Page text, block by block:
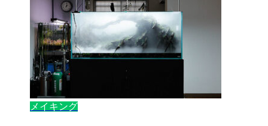
メイキング